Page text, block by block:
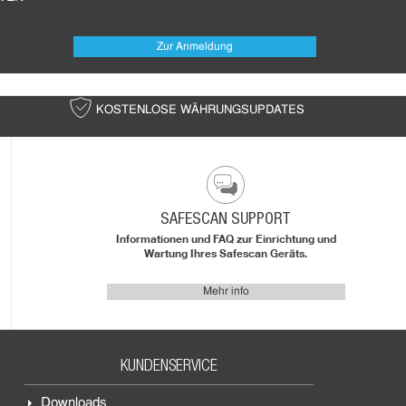
Zur Anmeldung
KOSTENLOSE WÄHRUNGSUPDATES
SAFESCAN SUPPORT
Informationen und FAQ zur Einrichtung und
Wartung Ihres Safescan Geräts.
Mehr info
KUNDENSERVICE